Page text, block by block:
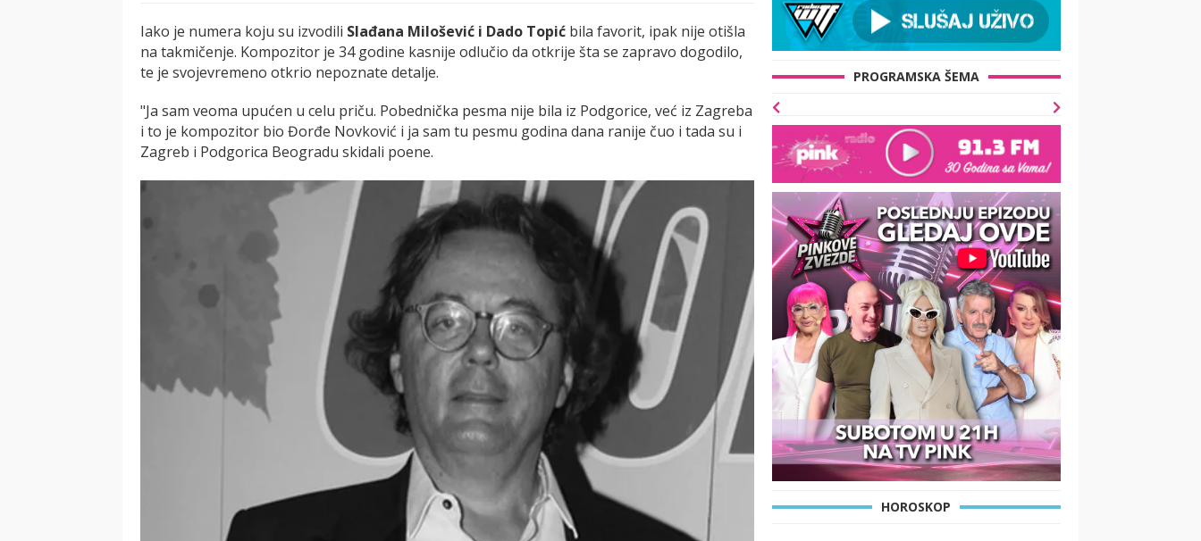
Iako je numera koju su izvodili Slađana Milošević i Dado Topić bila favorit, ipak nije otišla
na takmičenje. Kompozitor je 34 godine kasnije odlučio da otkrije šta se zapravo dogodilo,
te je svojevremeno otkrio nepoznate detalje.
"Ja sam veoma upućen u celu priču. Pobednička pesma nije bila iz Podgorice, već iz Zagreba
i to je kompozitor bio Đorđe Novković i ja sam tu pesmu godina dana ranije čuo i tada su i
Zagreb i Podgorica Beogradu skidali poene.
PROGRAMSKA ŠEMA
HOROSKOP